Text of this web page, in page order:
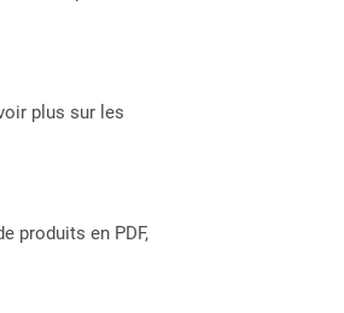
plus sur les
produits en PDF,